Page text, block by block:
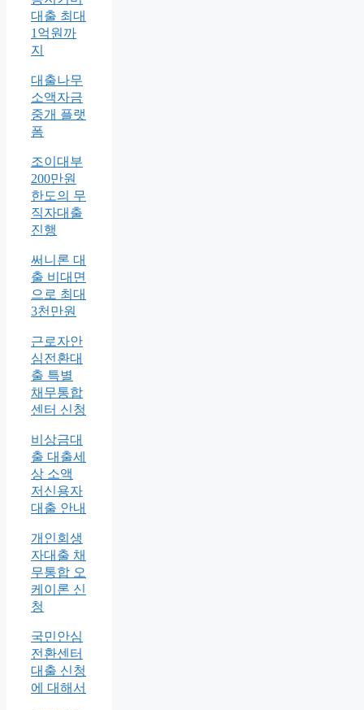
대출 최대
1억원까
지
대출나무
소액자금
중개 플랫
폼
조이대부
200만원
한도의 무
직자대출
진행
써니론 대
출 비대면
으로 최대
3천만원
근로자안
심전환대
출 특별
채무통합
센터 신청
비상금대
출 대출세
상 소액
저신용자
대출 안내
개인회생
자대출 채
무통합 오
케이론 신
청
국민안심
전환센터
대출 신청
에 대해서